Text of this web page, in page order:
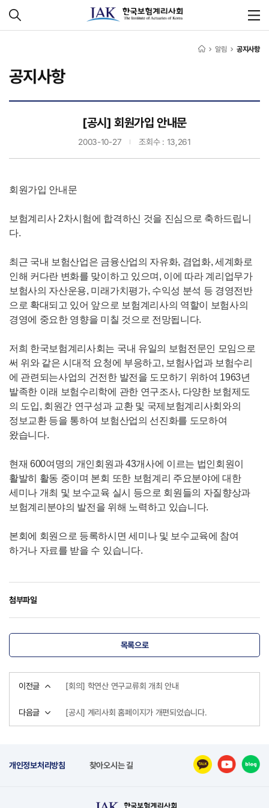
알림 공지사항
공지사항
[공시] 회원가입 안내문
2003-10-27 조회수 : 13,261
회원가입 안내문
보험계리사 2차시험에 합격하신 것을 진심으로 축하드립니
다.
최근 국내 보험산업은 금융산업의 자유화, 겸업화, 세계화로
인해 커다란 변화를 맞이하고 있으며, 이에 따라 계리업무가
보험사의 자산운용, 미래가치평가, 수익성 분석 등 경영전반
으로 확대되고 있어 앞으로 보험계리사의 역할이 보험사의
경영에 중요한 영향을 미칠 것으로 전망됩니다.
저희 한국보험계리사회는 국내 유일의 보험전문인 모임으로
써 위와 같은 시대적 요청에 부응하고, 보험사업과 보험수리
에 관련되는사업의 건전한 발전을 도모하기 위하여 1963년
발족한 이래 보험수리학에 관한 연구조사, 다양한 보험제도
의 도입, 회원간 연구성과 교환 및 국제보험계리사회와의
정보교환 등을 통하여 보험산업의 선진화를 도모하여
왔습니다.
현재 600여명의 개인회원과 43개사에 이르는 법인회원이
활발히 활동 중이며 본회 또한 보험계리 주요분야에 대한
세미나 개최 및 보수교육 실시 등으로 회원들의 자질향상과
보험계리분야의 발전을 위해 노력하고 있습니다.
본회에 회원으로 등록하시면 세미나 및 보수교육에 참여
하거나 자료를 받을 수 있습니다.
첨부파일
목록으로
이전글 [회의] 학연산 연구교류회 개최 안내
다음글 [공시] 계리사회 홈페이지가 개편되었습니다.
개인정보처리방침 찾아오시는 길